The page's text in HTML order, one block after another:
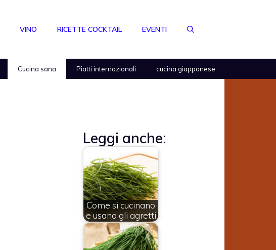
VINO RICETTE COCKTAIL EVENTI
Cucina sana Piatti internazionali cucina giapponese
Leggi anche:
Come si cucinano
e usano gli agretti